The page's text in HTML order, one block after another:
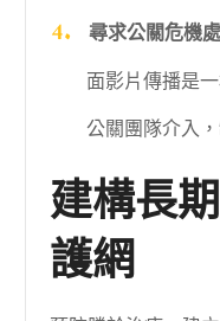
尋求公關危機
面影片傳播是
公關團隊介入
建構長
護網